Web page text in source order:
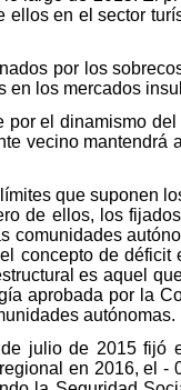
en el sector
por los
en los mercados
el dinamismo del
vecino mantendrá
que suponen
de ellos, los
comunidades
concepto de déficit
es aquel
aprobada por la
autónomas.
julio de 2015 fijó
en 2016, el -